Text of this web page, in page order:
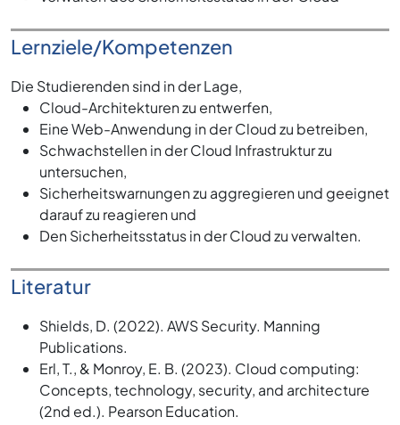
Lernziele/Kompetenzen
Die Studierenden sind in der Lage,
Cloud-Architekturen zu entwerfen,
Eine Web-Anwendung in der Cloud zu betreiben,
Schwachstellen in der Cloud Infrastruktur zu
untersuchen,
Sicherheitswarnungen zu aggregieren und geeignet
darauf zu reagieren und
Den Sicherheitsstatus in der Cloud zu verwalten.
Literatur
Shields, D. (2022). AWS Security. Manning
Publications.
Erl, T., & Monroy, E. B. (2023). Cloud computing:
Concepts, technology, security, and architecture
(2nd ed.). Pearson Education.